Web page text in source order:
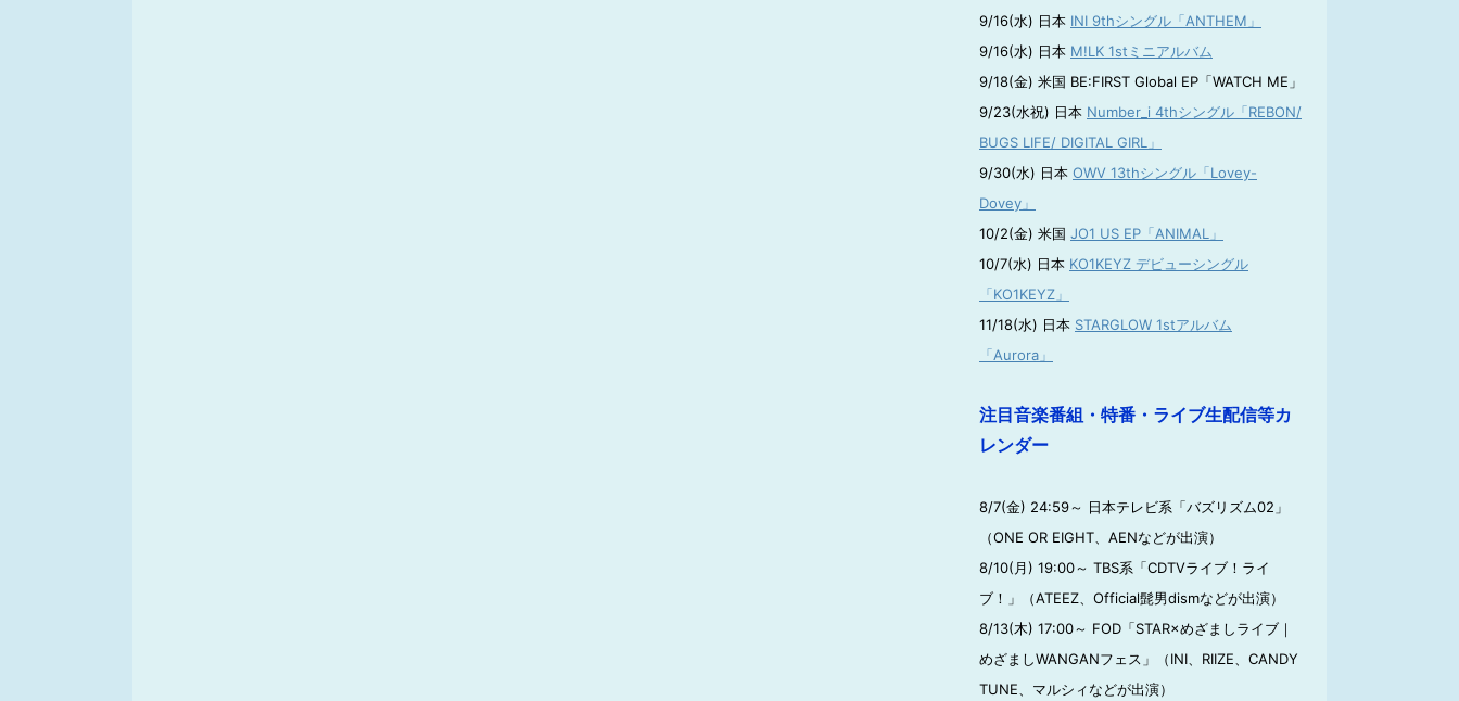
9/16(水) 日本 INI 9thシングル「ANTHEM」
9/16(水) 日本 M!LK 1stミニアルバム
9/18(金) 米国 BE:FIRST Global EP「WATCH ME」
9/23(水祝) 日本 Number_i 4thシングル「REBON/
BUGS LIFE/ DIGITAL GIRL」
9/30(水) 日本 OWV 13thシングル「Lovey-
Dovey」
10/2(金) 米国 JO1 US EP「ANIMAL」
10/7(水) 日本 KO1KEYZ デビューシングル
「KO1KEYZ」
11/18(水) 日本 STARGLOW 1stアルバム
「Aurora」
注目音楽番組・特番・ライブ生配信等カ
レンダー
8/7(金) 24:59～ 日本テレビ系「バズリズム02」
（ONE OR EIGHT、AENなどが出演）
8/10(月) 19:00～ TBS系「CDTVライブ！ライ
ブ！」（ATEEZ、Official髭男dismなどが出演）
8/13(木) 17:00～ FOD「STAR×めざましライブ｜
めざましWANGANフェス」（INI、RIIZE、CANDY
TUNE、マルシィなどが出演）